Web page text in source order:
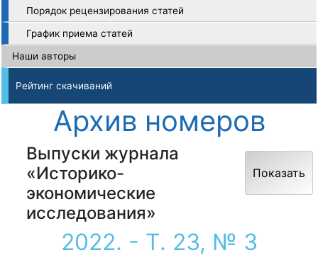
Порядок рецензирования статей
График приема статей
Наши авторы
Рейтинг скачиваний
Архив номеров
Выпуски журнала
«Историко-
экономические
исследования»
Показать
2022. - Т. 23, № 3